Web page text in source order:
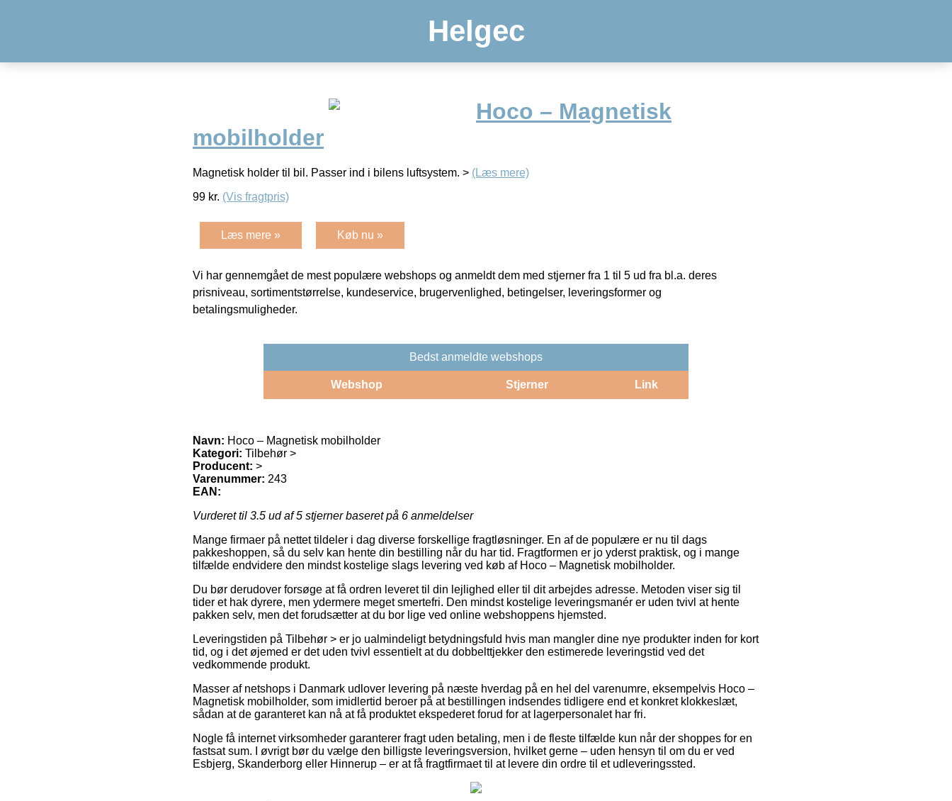
Helgec
Hoco – Magnetisk
mobilholder
Magnetisk holder til bil. Passer ind i bilens luftsystem. > (Læs mere)
99 kr. (Vis fragtpris)
Læs mere » Køb nu »
Vi har gennemgået de mest populære webshops og anmeldt dem med stjerner fra 1 til 5 ud fra bl.a. deres
prisniveau, sortimentstørrelse, kundeservice, brugervenlighed, betingelser, leveringsformer og
betalingsmuligheder.
Bedst anmeldte webshops
Webshop Stjerner Link
Navn: Hoco – Magnetisk mobilholder
Kategori: Tilbehør >
Producent: >
Varenummer: 243
EAN:
Vurderet til 3.5 ud af 5 stjerner baseret på 6 anmeldelser
Mange firmaer på nettet tildeler i dag diverse forskellige fragtløsninger. En af de populære er nu til dags
pakkeshoppen, så du selv kan hente din bestilling når du har tid. Fragtformen er jo yderst praktisk, og i mange
tilfælde endvidere den mindst kostelige slags levering ved køb af Hoco – Magnetisk mobilholder.
Du bør derudover forsøge at få ordren leveret til din lejlighed eller til dit arbejdes adresse. Metoden viser sig til
tider et hak dyrere, men ydermere meget smertefri. Den mindst kostelige leveringsmanér er uden tvivl at hente
pakken selv, men det forudsætter at du bor lige ved online webshoppens hjemsted.
Leveringstiden på Tilbehør > er jo ualmindeligt betydningsfuld hvis man mangler dine nye produkter inden for kort
tid, og i det øjemed er det uden tvivl essentielt at du dobbelttjekker den estimerede leveringstid ved det
vedkommende produkt.
Masser af netshops i Danmark udlover levering på næste hverdag på en hel del varenumre, eksempelvis Hoco –
Magnetisk mobilholder, som imidlertid beroer på at bestillingen indsendes tidligere end et konkret klokkeslæt,
sådan at de garanteret kan nå at få produktet ekspederet forud for at lagerpersonalet har fri.
Nogle få internet virksomheder garanterer fragt uden betaling, men i de fleste tilfælde kun når der shoppes for en
fastsat sum. I øvrigt bør du vælge den billigste leveringsversion, hvilket gerne – uden hensyn til om du er ved
Esbjerg, Skanderborg eller Hinnerup – er at få fragtfirmaet til at levere din ordre til et udleveringssted.